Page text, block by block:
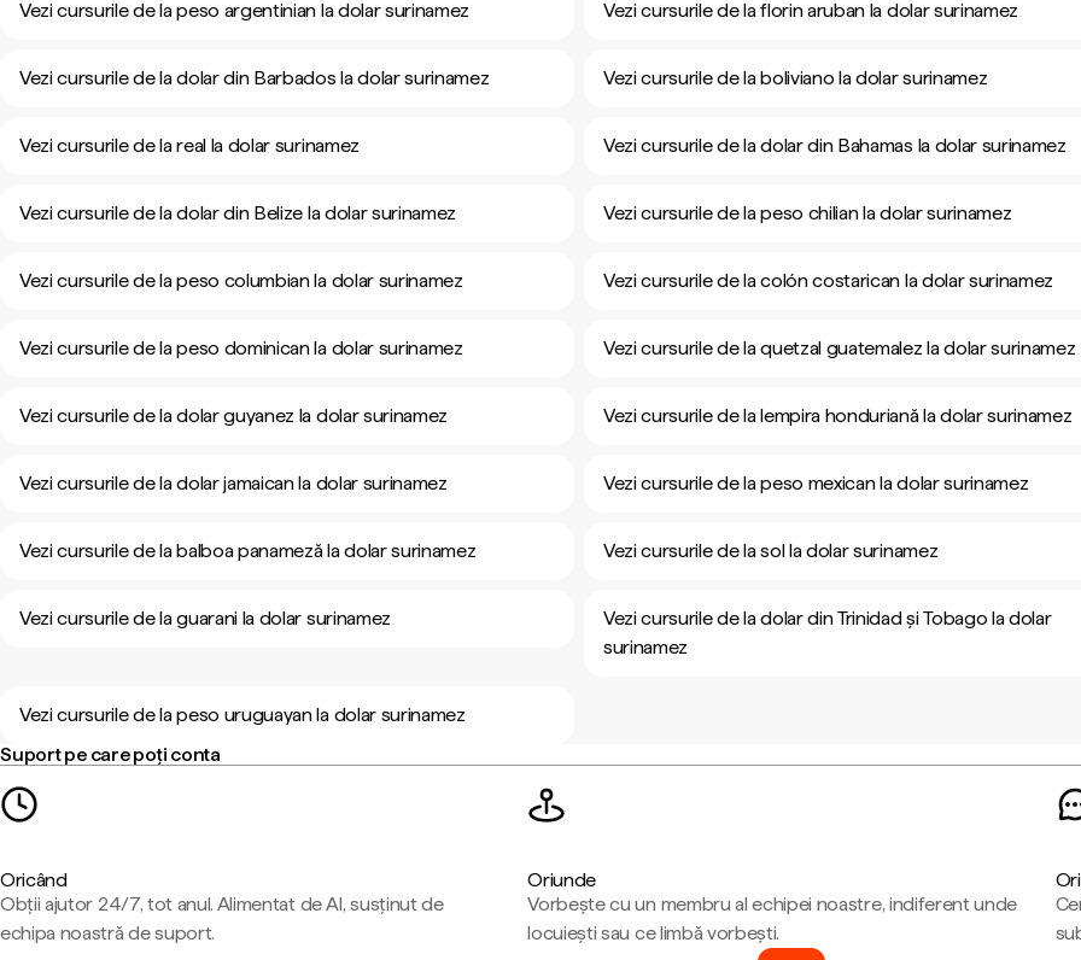
Vezi cursurile de la peso argentinian la dolar surinamez Vezi cursurile de la florin aruban la dolar surinamez
Vezi cursurile de la dolar din Barbados la dolar surinamez Vezi cursurile de la boliviano la dolar surinamez
Vezi cursurile de la real la dolar surinamez Vezi cursurile de la dolar din Bahamas la dolar surinamez
Vezi cursurile de la dolar din Belize la dolar surinamez Vezi cursurile de la peso chilian la dolar surinamez
Vezi cursurile de la peso columbian la dolar surinamez Vezi cursurile de la colón costarican la dolar surinamez
Vezi cursurile de la peso dominican la dolar surinamez Vezi cursurile de la quetzal guatemalez la dolar surinamez
Vezi cursurile de la dolar guyanez la dolar surinamez Vezi cursurile de la lempira honduriană la dolar surinamez
Vezi cursurile de la dolar jamaican la dolar surinamez Vezi cursurile de la peso mexican la dolar surinamez
Vezi cursurile de la balboa panameză la dolar surinamez Vezi cursurile de la sol la dolar surinamez
Vezi cursurile de la guarani la dolar surinamez
Vezi cursurile de la dolar din Trinidad și Tobago la dolar
surinamez
Vezi cursurile de la peso uruguayan la dolar surinamez
Suport pe care poți conta
Oricând
Obții ajutor 24/7, tot anul. Alimentat de AI, susținut de
echipa noastră de suport.
Oriunde
Vorbește cu un membru al echipei noastre, indiferent unde
locuiești sau ce limbă vorbești.